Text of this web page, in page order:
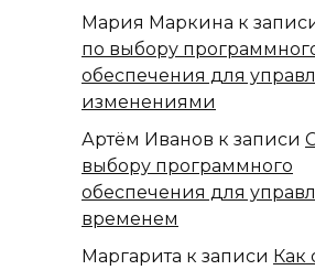
Мария Маркина к
по выбору
обеспечения для
изменениями
Артём Иванов к записи
выбору программного
обеспечения для
временем
Маргарита к записи Как